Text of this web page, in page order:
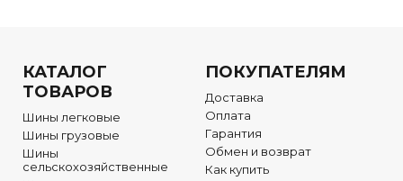
КАТАЛОГ
ТОВАРОВ
Шины легковые
Шины грузовые
Шины
сельскохозяйственные
ПОКУПАТЕЛЯМ
Доставка
Оплата
Гарантия
Обмен и возврат
Как купить